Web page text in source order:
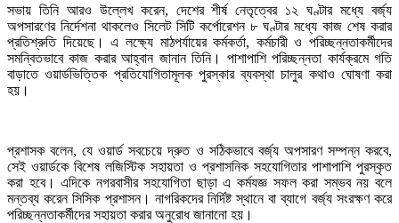
সভায় তিনি আরও উল্লেখ করেন, দেশের শীর্ষ নেতৃত্বের ১২ ঘণ্টার মধ্যে বর্জ্য
অপসারণের নির্দেশনা থাকলেও সিলেট সিটি কর্পোরেশন ৮ ঘণ্টার মধ্যে কাজ শেষ করার
প্রতিশ্রুতি দিয়েছে। এ লক্ষ্যে মাঠপর্যায়ের কর্মকর্তা, কর্মচারী ও পরিচ্ছন্নতাকর্মীদের
সমন্বিতভাবে কাজ করার আহ্বান জানান তিনি। পাশাপাশি পরিচ্ছন্নতা কার্যক্রমে গতি
বাড়াতে ওয়ার্ডভিত্তিক প্রতিযোগিতামূলক পুরস্কার ব্যবস্থা চালুর কথাও ঘোষণা করা
হয়।
প্রশাসক বলেন, যে ওয়ার্ড সবচেয়ে দ্রুত ও সঠিকভাবে বর্জ্য অপসারণ সম্পন্ন করবে,
সেই ওয়ার্ডকে বিশেষ লজিস্টিক সহায়তা ও প্রশাসনিক সহযোগিতার পাশাপাশি পুরস্কৃত
করা হবে। এদিকে নগরবাসীর সহযোগিতা ছাড়া এ কর্মযজ্ঞ সফল করা সম্ভব নয় বলে
মন্তব্য করেন সিসিক প্রশাসন। নাগরিকদের নির্দিষ্ট স্থানে বা ব্যাগে বর্জ্য সংরক্ষণ করে
পরিচ্ছন্নতাকর্মীদের সহায়তা করার অনুরোধ জানানো হয়।